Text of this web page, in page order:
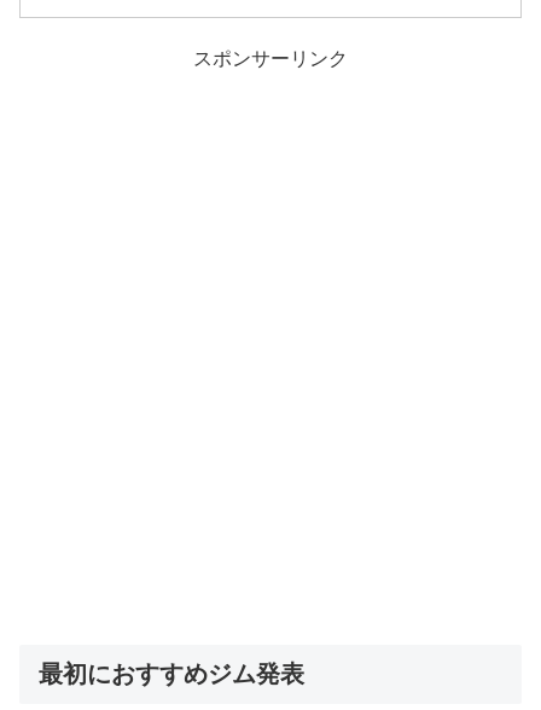
スポンサーリンク
最初におすすめジム発表